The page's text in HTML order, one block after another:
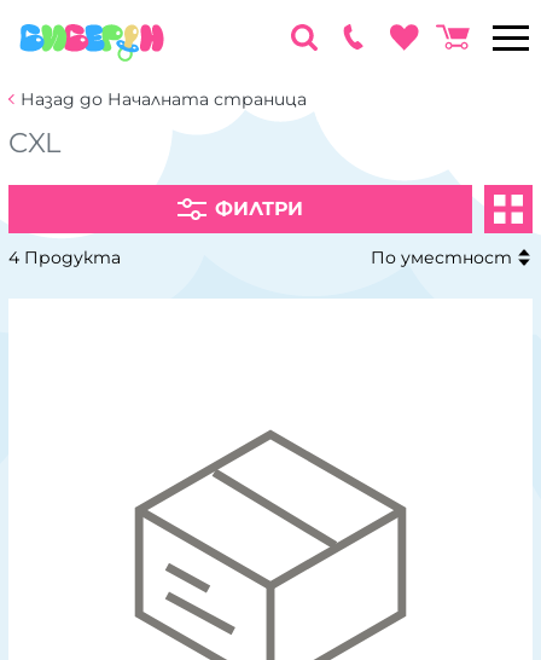
Назад до Началната страница
CXL
ФИЛТРИ
4 Продукта По уместност